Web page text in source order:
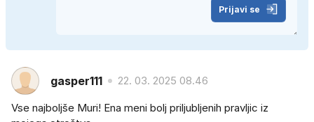
Prijavi se
gasper111 22. 03. 2025 08.46
Vse najboljše Muri! Ena meni bolj priljubljenih pravljic iz